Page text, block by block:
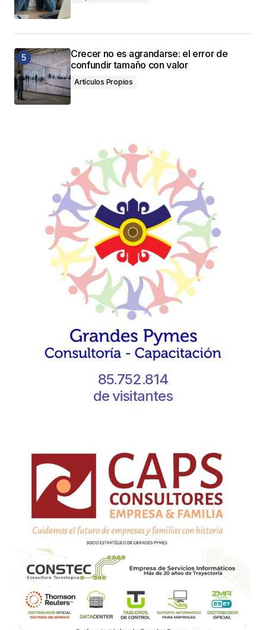
Crecer no es agrandarse: el error de
confundir tamaño con valor
Artículos Propios
85.752.814
de visitantes